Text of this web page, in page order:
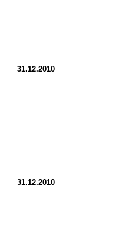
31.12.2010
31.12.2010